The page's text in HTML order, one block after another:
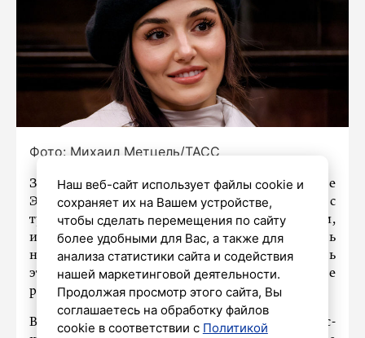
Фото: Михаил Метцель/ТАСС
Звезда сериала «Постучи в мою дверь» Ханде
Эрчел приехала сегодня в Москву вместе с
турецким актером Барышем Ардучем,
известным по роли в сериале «Любовь
напрокат», для презентации фильма «Оставь
это ветру», в котором они исполнили главные
роли.
В рамках своего визита она провела пресс-
Наш веб-сайт использует файлы cookie и
сохраняет их на Вашем устройстве,
чтобы сделать перемещения по сайту
более удобными для Вас, а также для
анализа статистики сайта и содействия
нашей маркетинговой деятельности.
Продолжая просмотр этого сайта, Вы
соглашаетесь на обработку файлов
cookie в соответствии с Политикой